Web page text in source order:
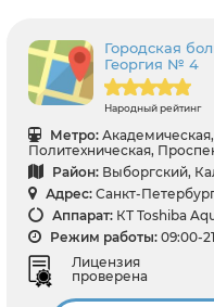
Городская
Георгия № 4
Народный рейтинг
Метро:
Политехническая,
Район: Выборгский,
Адрес: Санкт-
Аппарат: КТ Toshiba
Режим работы: 09:00-
Лицензия
проверена